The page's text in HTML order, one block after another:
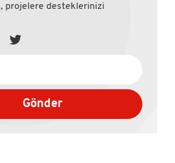
projelere desteklerinizi
Gönder